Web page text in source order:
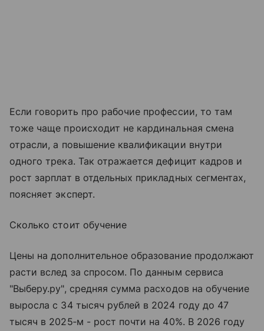
Если говорить про рабочие профессии, то там
тоже чаще происходит не кардинальная смена
отрасли, а повышение квалификации внутри
одного трека. Так отражается дефицит кадров и
рост зарплат в отдельных прикладных сегментах,
поясняет эксперт.
Сколько стоит обучение
Цены на дополнительное образование продолжают
расти вслед за спросом. По данным сервиса
"Выберу.ру", средняя сумма расходов на обучение
выросла с 34 тысяч рублей в 2024 году до 47
тысяч в 2025‑м - рост почти на 40%. В 2026 году